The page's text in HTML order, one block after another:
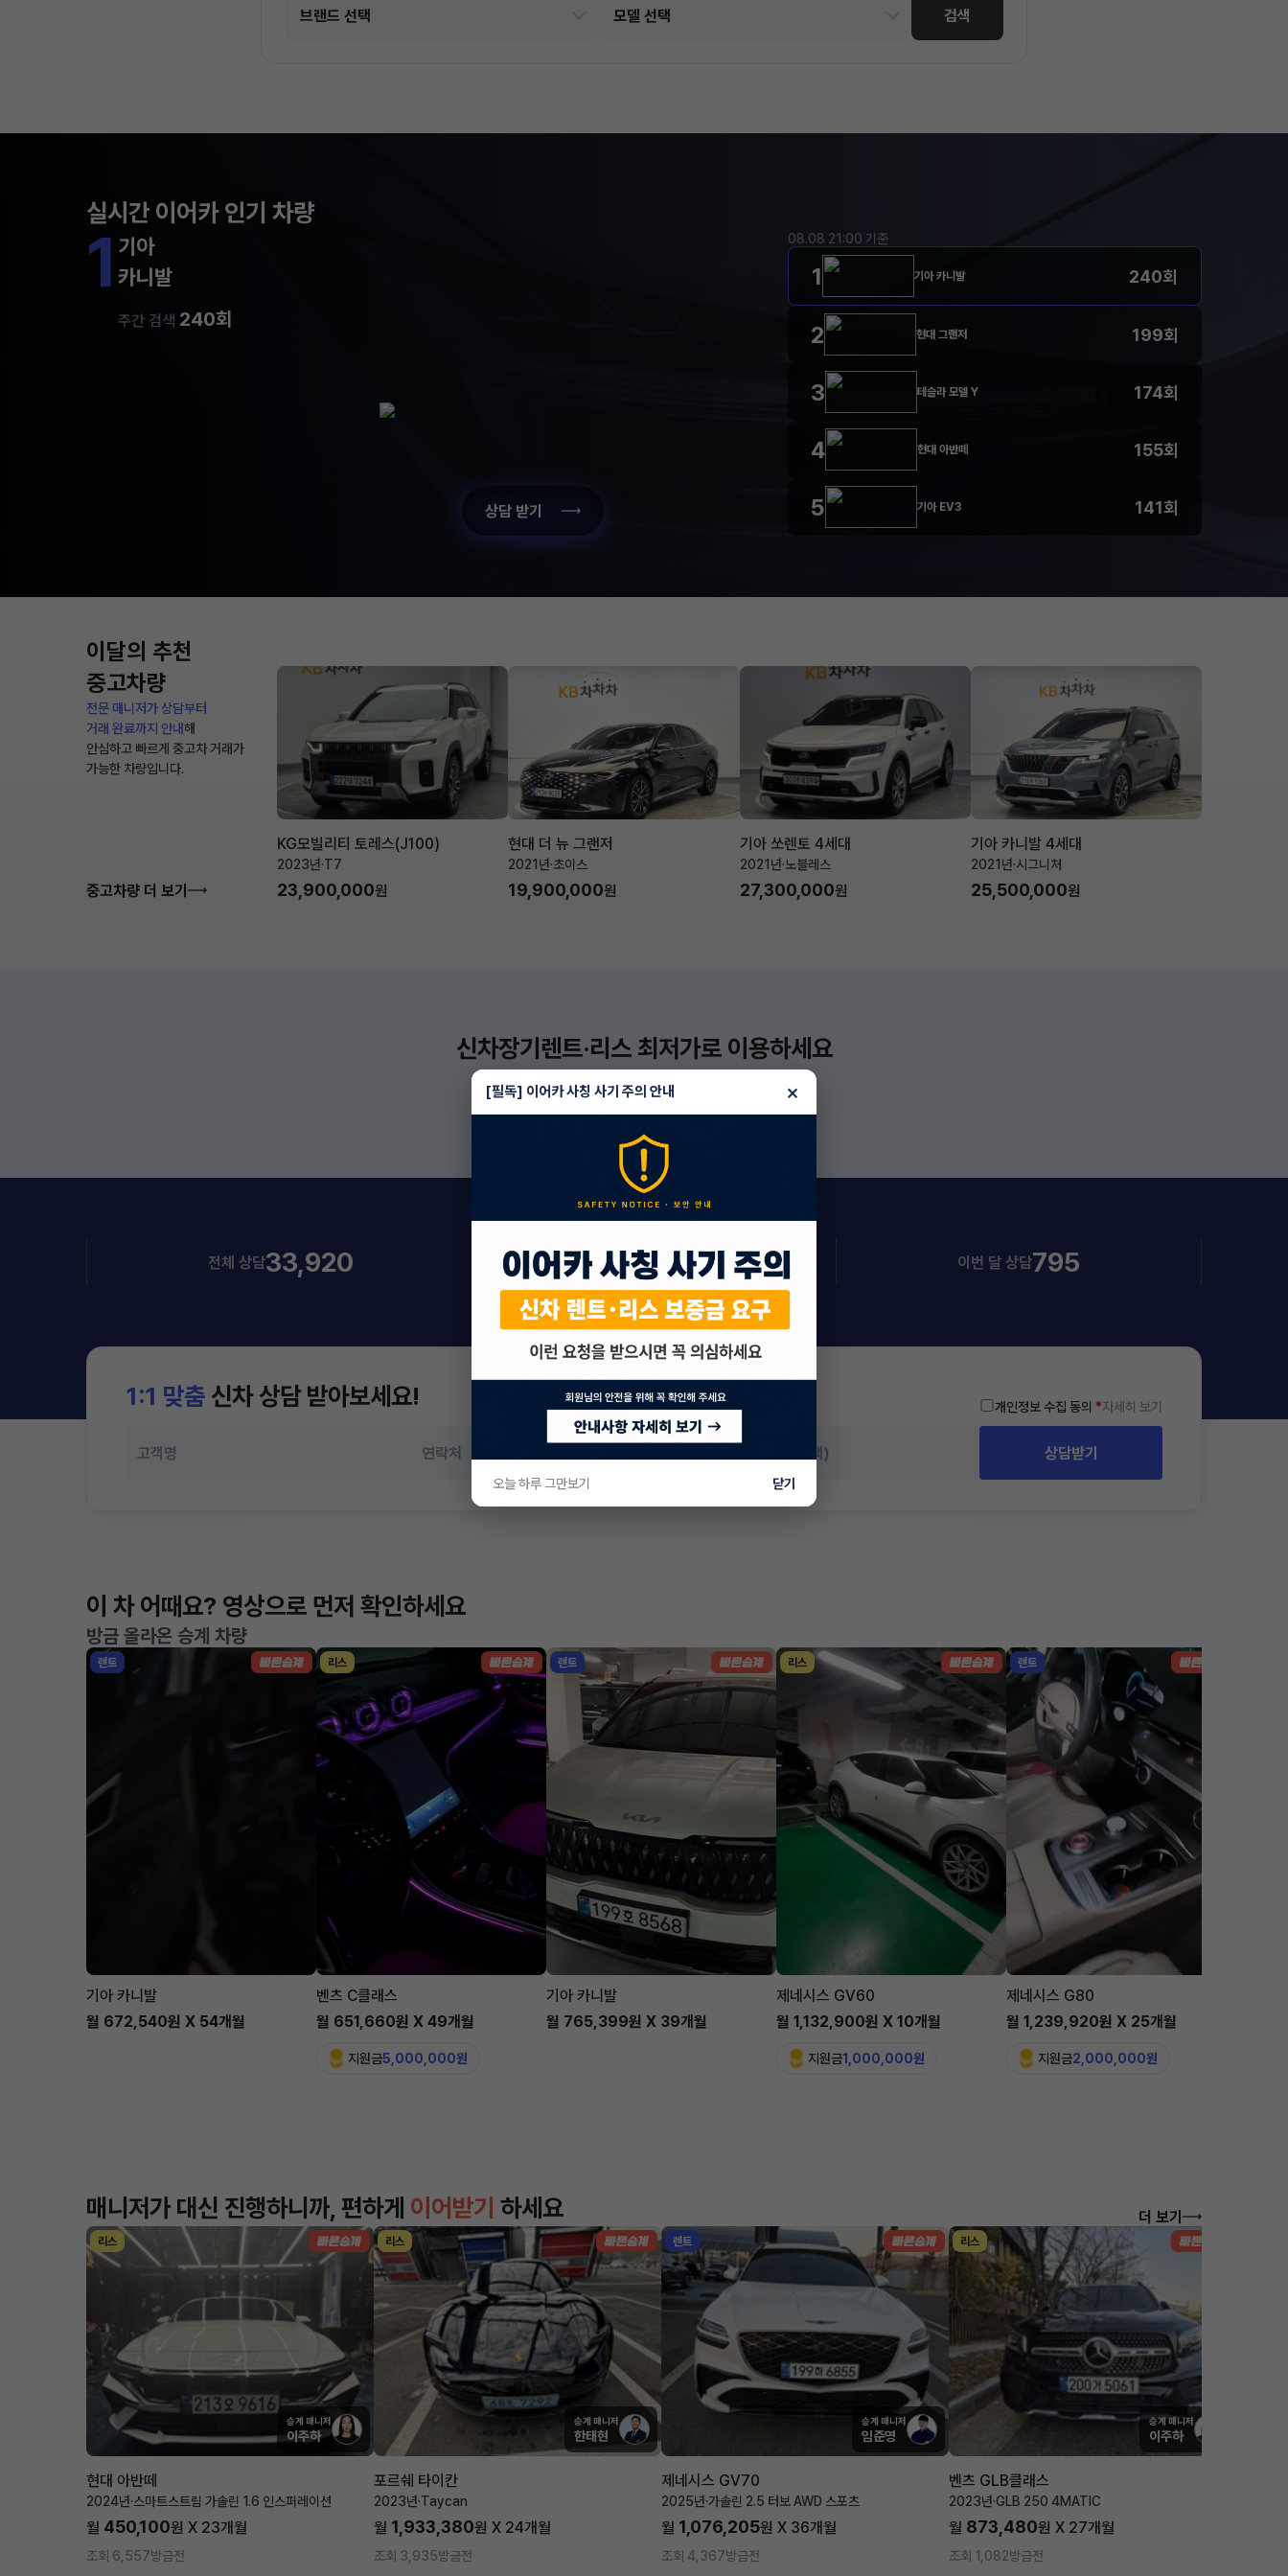
검색
실시간 이어카 인기 차량
1 기아
카니발
주간 검색 240회
상담 받기
08.08 21:00 기준
1 기아 카니발 240회
2 현대 그랜저 199회
3 테슬라 모델 Y 174회
4 현대 아반떼 155회
5 기아 EV3 141회
이달의 추천
중고차량
전문 매니저가 상담부터
거래 완료까지 안내해
안심하고 빠르게 중고차 거래가
가능한 차량입니다.
중고차량 더 보기
KG모빌리티 토레스(J100)
2023년·T7
23,900,000원
현대 더 뉴 그랜저
2021년·초이스
19,900,000원
기아 쏘렌토 4세대
2021년·노블레스
27,300,000원
기아 카니발 4세대
2021년·시그니처
25,500,000원
신차장기렌트·리스 최저가로 이용하세요
전체 상담33,920 상담 진행 중 159 이번 달 상담795
1:1 맞춤 신차 상담 받아보세요! 개인정보 수집 동의 *자세히 보기
상담받기
이 차 어때요? 영상으로 먼저 확인하세요
방금 올라온 승계 차량
렌트
기아 카니발
월 672,540원 X 54개월
리스
벤츠 C클래스
월 651,660원 X 49개월
지원금5,000,000원
렌트
기아 카니발
월 765,399원 X 39개월
리스
제네시스 GV60
월 1,132,900원 X 10개월
지원금1,000,000원
렌트
제네시스 G80
월 1,239,920원 X 25개월
지원금2,000,000원
매니저가 대신 진행하니까, 편하게 이어받기 하세요 더 보기
리스
승계 매니저
이주하
현대 아반떼
2024년·스마트스트림 가솔린 1.6 인스퍼레이션
월 450,100원 X 23개월
조회 6,557방금전
리스
승계 매니저
한태현
포르쉐 타이칸
2023년·Taycan
월 1,933,380원 X 24개월
조회 3,935방금전
렌트
승계 매니저
임준영
제네시스 GV70
2025년·가솔린 2.5 터보 AWD 스포츠
월 1,076,205원 X 36개월
조회 4,367방금전
리스
승계 매니저
이주하
벤츠 GLB클래스
2023년·GLB 250 4MATIC
월 873,480원 X 27개월
조회 1,082방금전
[필독] 이어카 사칭 사기 주의 안내 ×
오늘 하루 그만보기 닫기